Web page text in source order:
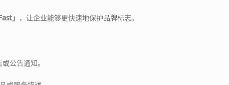
」 ，让企业能够更快速地保护品牌标志。
公告通知。